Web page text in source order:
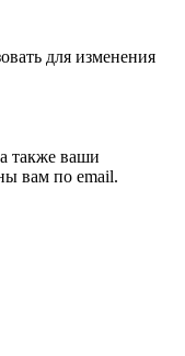
для изменения
также ваши
вам по email.